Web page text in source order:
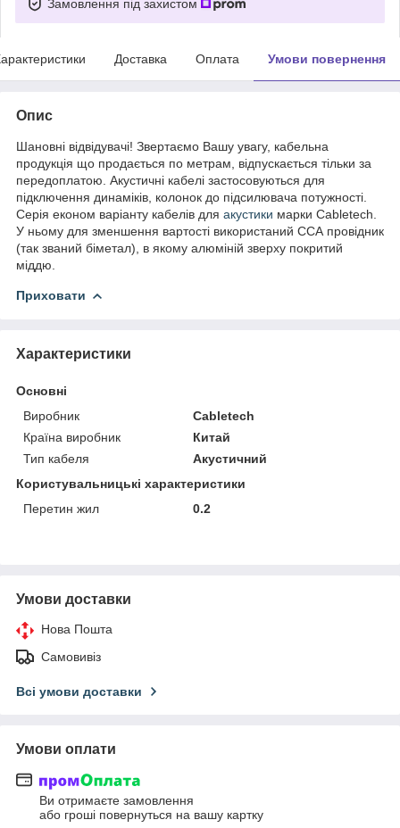
Замовлення під захистом
Доставка Оплата Умови повернення
Опис
Шановні відвідувачі! Звертаємо Вашу увагу, кабельна
продукція що продається по метрам, відпускається тільки за
передоплатою. Акустичні кабелі застосовуються для
підключення динаміків, колонок до підсилювача потужності.
Серія економ варіанту кабелів для акустики марки Cabletech.
У ньому для зменшення вартості використаний ССА провідник
(так званий біметал), в якому алюміній зверху покритий
міддю.
Приховати
Характеристики
Основні
Виробник
Cabletech
Країна виробник
Китай
Тип кабеля
Акустичний
Користувальницькі характеристики
Перетин жил
0.2
Умови доставки
Нова Пошта
Самовивіз
Всі умови доставки
Умови оплати
Ви отримаєте замовлення
або гроші повернуться на вашу картку